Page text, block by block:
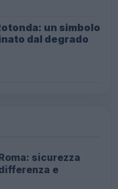
un simbolo
dal degrado
sicurezza
e